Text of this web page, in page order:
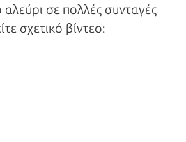
σε πολλές συνταγές
σχετικό βίντεο: